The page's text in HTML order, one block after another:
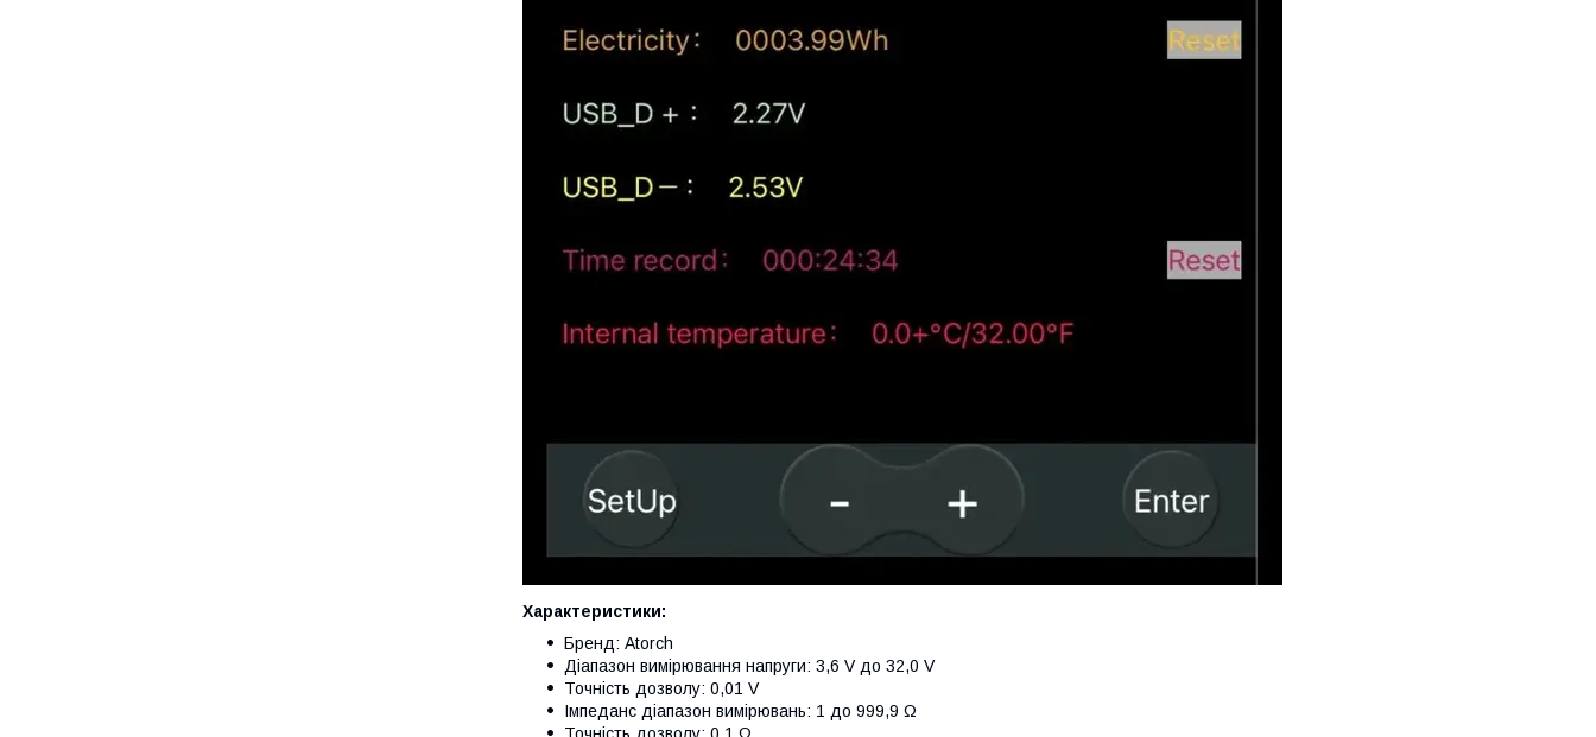
Характеристики:
Бренд: Atorch
Діапазон вимірювання напруги: 3,6 V до 32,0 V
Точність дозволу: 0,01 V
Імпеданс діапазон вимірювань: 1 до 999,9 Ω
Точність дозволу: 0,1 Ω